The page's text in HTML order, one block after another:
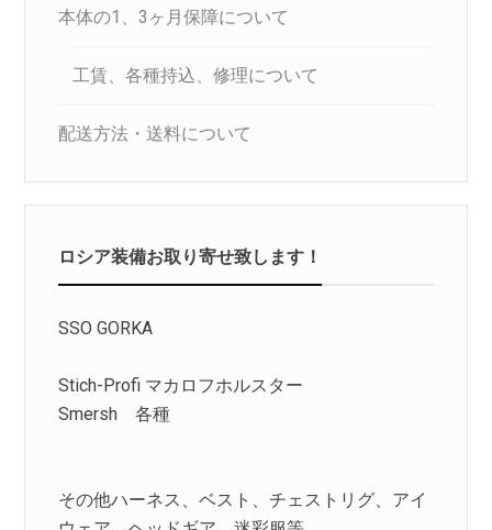
本体の1、3ヶ月保障について
工賃、各種持込、修理について
配送方法・送料について
ロシア装備お取り寄せ致します！
SSO GORKA
Stich-Profi マカロフホルスター
Smersh 各種
その他ハーネス、ベスト、チェストリグ、アイ